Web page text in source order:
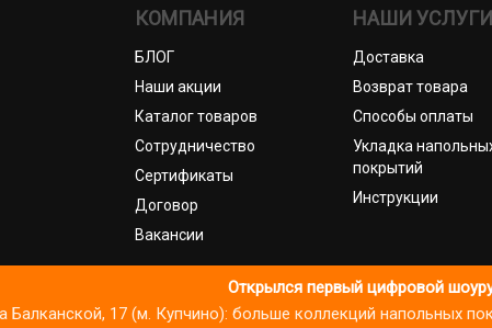
КОМПАНИЯ
БЛОГ
Наши акции
Каталог товаров
Сотрудничество
Сертификаты
Договор
Вакансии
НАШИ УСЛУГИ
Доставка
Возврат товара
Способы оплаты
Укладка
покрытий
Инструкции
© ИП Коновалов Д.А., ОГРНИП
корректной работы Сайта, аналитики посещаемости и
Открылся первый цифровой
17 (м. Купчино): больше коллекций напольных